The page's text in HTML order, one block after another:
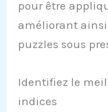
pour être
améliorant ainsi
puzzles sous
Identifiez le
indices